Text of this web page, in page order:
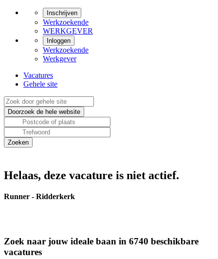
Inschrijven
Werkzoekende
WERKGEVER
Inloggen
Werkzoekende
Werkgever
Vacatures
Gehele site
Helaas, deze vacature is niet actief.
Runner - Ridderkerk
Zoek naar jouw ideale baan in 6740 beschikbare
vacatures